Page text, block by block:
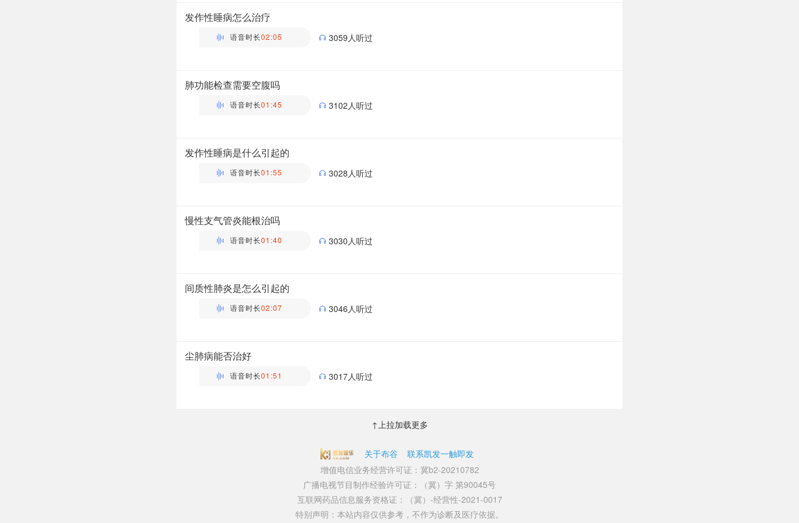
发作性睡病怎么治疗
语音时长02:05 3059人听过
肺功能检查需要空腹吗
语音时长01:45 3102人听过
发作性睡病是什么引起的
语音时长01:55 3028人听过
慢性支气管炎能根治吗
语音时长01:40 3030人听过
间质性肺炎是怎么引起的
语音时长02:07 3046人听过
尘肺病能否治好
语音时长01:51 3017人听过
↑上拉加载更多
关于布谷
联系凯发一触即发
增值电信业务经营许可证：冀b2-20210782
广播电视节目制作经验许可证：（冀）字 第90045号
互联网药品信息服务资格证：（冀）-经营性-2021-0017
特别声明：本站内容仅供参考，不作为诊断及医疗依据。